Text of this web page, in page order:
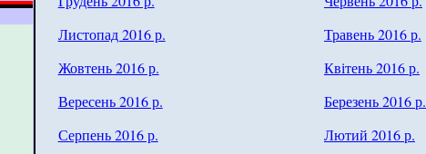
Листопад 2016 р.
Жовтень 2016 р.
Вересень 2016 р.
Серпень 2016 р.
Травень 2016 р.
Квітень 2016 р.
Березень 2016 р.
Лютий 2016 р.